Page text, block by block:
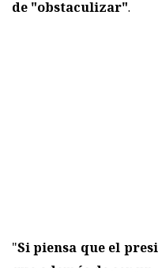
de "obstaculizar".
"Si piensa que el